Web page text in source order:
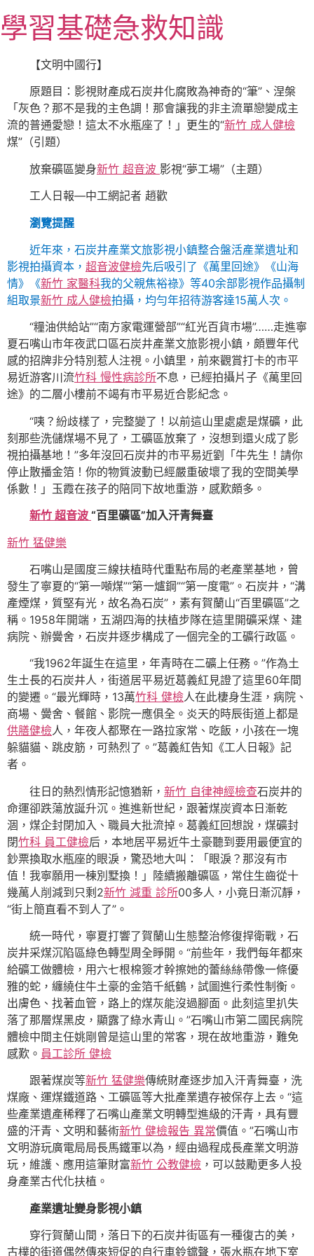
至
主
學習基礎急救知識
【文明中國行】
原題目：影視財產成石炭井化腐敗為神奇的“筆”、涅槃
「灰色？那不是我的主色調！那會讓我的非主流單戀變成主
流的普通愛戀！這太不水瓶座了！」更生的“新竹 成人健檢
煤”（引題）
放棄礦區變身新竹 超音波 影視“夢工場”（主題）
工人日報—中工網記者 趙歡
瀏覽提醒
近年來，石炭井產業文旅影視小鎮整合盤活產業遺址和
影視拍攝資本， 超音波健檢先后吸引了《萬里回途》《山海
情》《新竹 家醫科我的父親焦裕祿》等40余部影視作品攝制
組取景新竹 成人健檢拍攝，均勻年招待游客達15萬人次。
“糧油供給站”“南方家電運營部”“紅光百貨市場”……走進寧
夏石嘴山市年夜武口區石炭井產業文旅影視小鎮，頗豐年代
感的招牌非分特別惹人注視。小鎮里，前來觀賞打卡的市平
易近游客川流竹科 慢性病診所不息，已經拍攝片子《萬里回
途》的二層小樓前不竭有市平易近合影紀念。
“咦？紛歧樣了，完整變了！以前這山里處處是煤礦，此
刻那些洗儲煤場不見了，工礦區放棄了，沒想到還火成了影
視拍攝基地！”多年沒回石炭井的市平易近劉「牛先生！請你
停止散播金箔！你的物質波動已經嚴重破壞了我的空間美學
係數！」玉霞在孩子的陪同下故地重游，感歎頗多。
新竹 超音波 “百里礦區”加入汗青舞臺
新竹 猛健樂
石嘴山是國度三線扶植時代重點布局的老產業基地，曾
發生了寧夏的“第一噸煤”“第一爐鋼”“第一度電”。石炭井，“溝
產煙煤，質堅有光，故名為石炭”，素有賀蘭山“百里礦區”之
稱。1958年開端，五湖四海的扶植步隊在這里開礦采煤、建
病院、辦黌舍，石炭井逐步構成了一個完全的工礦行政區。
“我1962年誕生在這里，年青時在二礦上任務。”作為土
生土長的石炭井人，街道居平易近葛義紅見證了這里60年間
的變遷。“最光輝時，13萬竹科 健檢人在此棲身生涯，病院、
商場、黌舍、餐館、影院一應俱全。炎天的時辰街道上都是
供膳健檢人，年夜人都聚在一路拉家常、吃飯，小孩在一塊
躲貓貓、跳皮筋，可熱烈了。”葛義紅告知《工人日報》記
者。
往日的熱烈情形記憶猶新， 新竹 自律神經檢查石炭井的
命運卻跌蕩放誕升沉。進進新世紀，跟著煤炭資本日漸乾
涸，煤企封閉加入、職員大批流掉。葛義紅回想說，煤礦封
閉竹科 員工健檢后，本地居平易近牛土豪聽到要用最便宜的
鈔票換取水瓶座的眼淚，驚恐地大叫：「眼淚？那沒有市
值！我寧願用一棟別墅換！」陸續搬離礦區，常住生齒從十
幾萬人削減到只剩2新竹 減重 診所00多人，小竟日漸沉靜，
“街上簡直看不到人了”。
統一時代，寧夏打響了賀蘭山生態整治修復捍衛戰，石
炭井采煤沉陷區綠色轉型周全睜開。“前些年，我們每年都來
給礦工做體檢，用六七根棉簽才幹擦她的蕾絲絲帶像一條優
雅的蛇，纏繞住牛土豪的金箔千紙鶴，試圖進行柔性制衡。
出膚色、找著血管，路上的煤灰能沒過腳面。此刻這里扒失
落了那層煤黑皮，顯露了綠水青山。”石嘴山市第二國民病院
體檢中間主任姚剛曾是這山里的常客，現在故地重游，難免
感歎。 員工診所 健檢
跟著煤炭等新竹 猛健樂傳統財產逐步加入汗青舞臺，洗
煤廠、運煤鐵道路、工礦區等大批產業遺存被保存上去。“這
些產業遺產稀釋了石嘴山產業文明轉型進級的汗青，具有豐
盛的汗青、文明和藝術新竹 健檢報告 異常價值。”石嘴山市
文明游玩廣電局局長馬鐵軍以為，經由過程成長產業文明游
玩，維護、應用這筆財富新竹 公教健檢 ，可以鼓勵更多人投
身產業古代化扶植。
產業遺址變身影視小鎮
穿行賀蘭山間，落日下的石炭井街區有一種復古的美，
古樸的街道偶然傳來短促的自行車鈴鐺聲，張水瓶在地下室